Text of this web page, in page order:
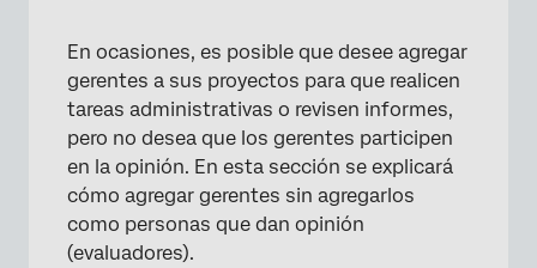
En ocasiones, es posible que desee agregar
gerentes a sus proyectos para que realicen
tareas administrativas o revisen informes,
pero no desea que los gerentes participen
en la opinión. En esta sección se explicará
cómo agregar gerentes sin agregarlos
como personas que dan opinión
(evaluadores).